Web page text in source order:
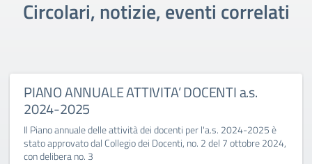
Circolari, notizie, eventi correlati
PIANO ANNUALE ATTIVITA’ DOCENTI a.s.
2024-2025
Il Piano annuale delle attività dei docenti per l'a.s. 2024-2025 è
stato approvato dal Collegio dei Docenti, no. 2 del 7 ottobre 2024,
con delibera no. 3